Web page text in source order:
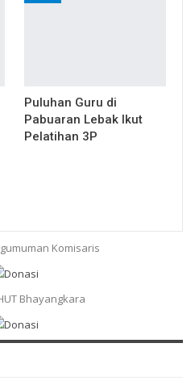
Puluhan Guru di
Pabuaran Lebak Ikut
Pelatihan 3P